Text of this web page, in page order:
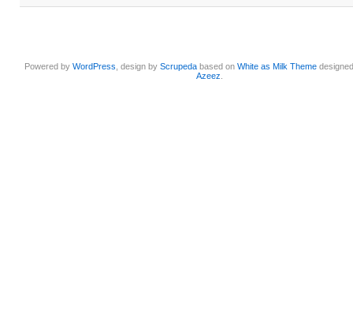
Powered byWordPress , design byScrupeda based onWhite as Milk Theme
Azeez